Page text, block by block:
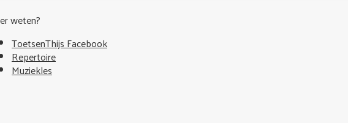
weten?
ToetsenThijs Facebook
Repertoire
Muziekles